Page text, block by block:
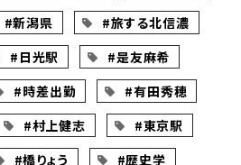
#新潟県
#旅する北信濃
#日光駅
#是友麻希
#時差出勤
#有田秀穂
#村上健志
#東京駅
#橋りょう #歴史学